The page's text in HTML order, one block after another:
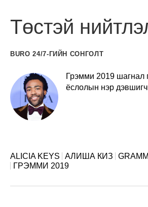
Төстэй
BURO 24/7-ГИЙН СОНГОЛТ
Грэмми 2019 шагнал
ёслолын нэр
ALICIA KEYS АЛИША КИЗ
ГРЭММИ 2019